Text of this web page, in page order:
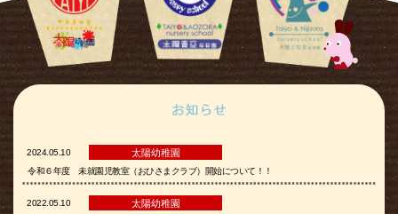
2024.05.10 太陽幼稚園
令和６年度 未就園児教室（おひさまクラブ）開始について！！
2022.05.10 太陽幼稚園